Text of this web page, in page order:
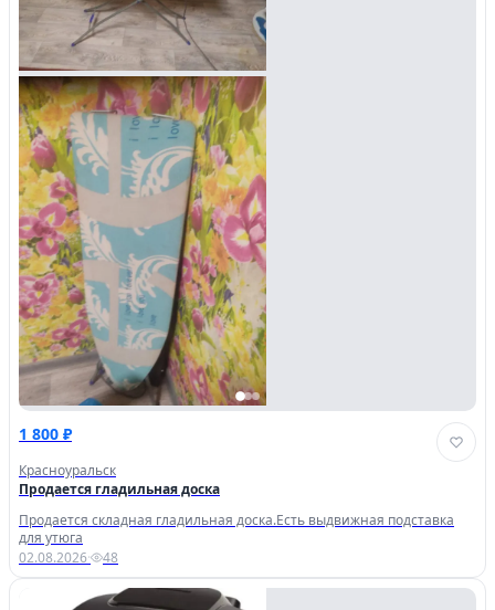
1 800 ₽
Красноуральск
Продается гладильная доска
Продается складная гладильная доска.Есть выдвижная подставка
для утюга
02.08.2026· 48